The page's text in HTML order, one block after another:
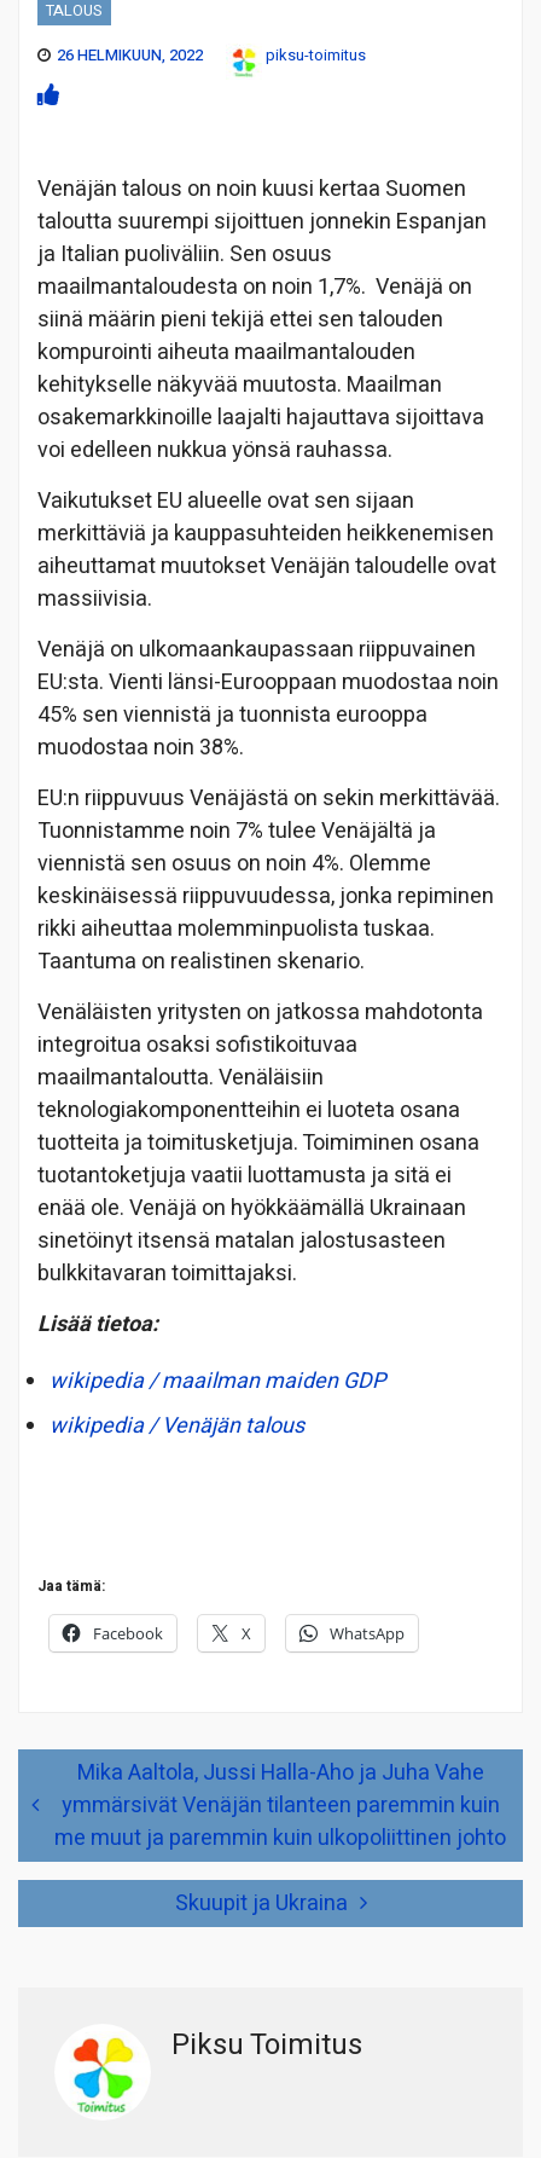
TALOUS
26 HELMIKUUN, 2022
piksu-toimitus
Venäjän talous on noin kuusi kertaa Suomen
taloutta suurempi sijoittuen jonnekin Espanjan
ja Italian puoliväliin. Sen osuus
maailmantaloudesta on noin 1,7%. Venäjä on
siinä määrin pieni tekijä ettei sen talouden
kompurointi aiheuta maailmantalouden
kehitykselle näkyvää muutosta. Maailman
osakemarkkinoille laajalti hajauttava sijoittava
voi edelleen nukkua yönsä rauhassa.
Vaikutukset EU alueelle ovat sen sijaan
merkittäviä ja kauppasuhteiden heikkenemisen
aiheuttamat muutokset Venäjän taloudelle ovat
massiivisia.
Venäjä on ulkomaankaupassaan riippuvainen
EU:sta. Vienti länsi-Eurooppaan muodostaa noin
45% sen viennistä ja tuonnista eurooppa
muodostaa noin 38%.
EU:n riippuvuus Venäjästä on sekin merkittävää.
Tuonnistamme noin 7% tulee Venäjältä ja
viennistä sen osuus on noin 4%. Olemme
keskinäisessä riippuvuudessa, jonka repiminen
rikki aiheuttaa molemminpuolista tuskaa.
Taantuma on realistinen skenario.
Venäläisten yritysten on jatkossa mahdotonta
integroitua osaksi sofistikoituvaa
maailmantaloutta. Venäläisiin
teknologiakomponentteihin ei luoteta osana
tuotteita ja toimitusketjuja. Toimiminen osana
tuotantoketjuja vaatii luottamusta ja sitä ei
enää ole. Venäjä on hyökkäämällä Ukrainaan
sinetöinyt itsensä matalan jalostusasteen
bulkkitavaran toimittajaksi.
Lisää tietoa:
wikipedia / maailman maiden GDP
wikipedia / Venäjän talous
Jaa tämä:
Facebook X WhatsApp
ArtikkelienMika Aaltola, Jussi Halla-Aho ja Juha Vahe
ymmärsivät Venäjän tilanteen paremmin kuin
me muut ja paremmin kuin ulkopoliittinen johto
Skuupit ja Ukraina
Piksu Toimitus